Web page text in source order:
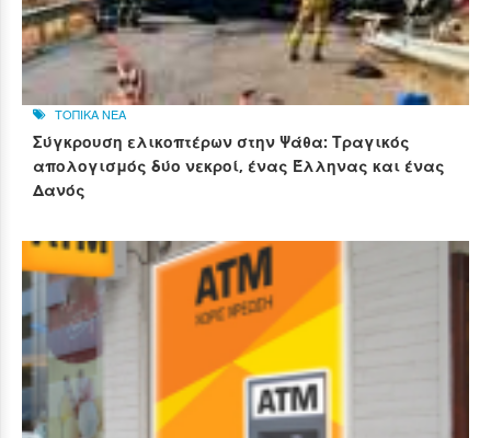
ΤΟΠΙΚΑ ΝΕΑ
Σύγκρουση ελικοπτέρων στην Ψάθα: Τραγικός
απολογισμός δύο νεκροί, ένας Έλληνας και ένας
Δανός